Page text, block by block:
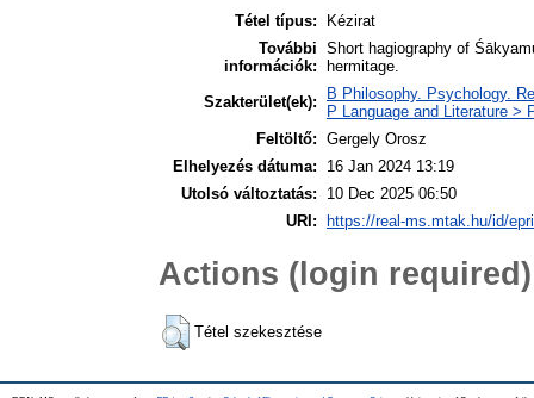
Tétel típus:
Kézirat
További
információk:
Short hagiography of
hermitage.
Szakterület(ek):
B Philosophy. Psychology.
P Language and Literature >
Feltöltő: Gergely Orosz
Elhelyezés dátuma:
16 Jan 2024 13:19
Utolsó változtatás:
10 Dec 2025 06:50
URI:
https://real-ms.mtak.hu/id/
Actions (login required)
Tétel szekesztése